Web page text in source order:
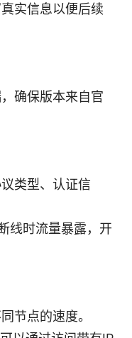
实信息以便后续
确保版本来自官
类型、认证信
线时流量暴露，开
节点的速度。